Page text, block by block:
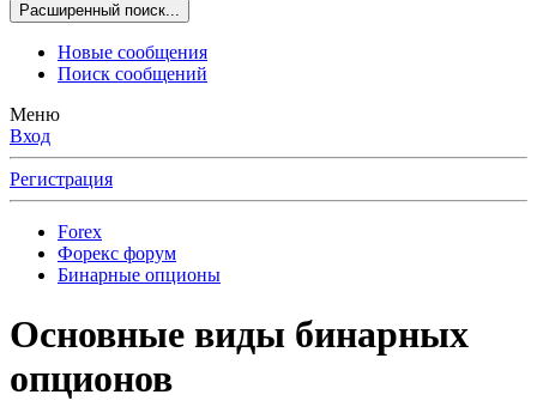
Расширенный поиск...
Новые сообщения
Поиск сообщений
Меню
Вход
Регистрация
Forex
Форекс форум
Бинарные опционы
Основные виды бинарных
опционов